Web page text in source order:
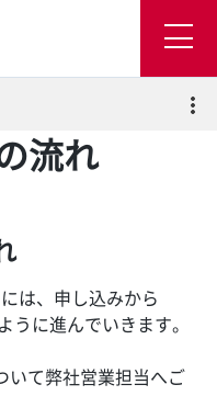
流れ
は、申し込みから
に進んでいきます。
いて弊社営業担当へご